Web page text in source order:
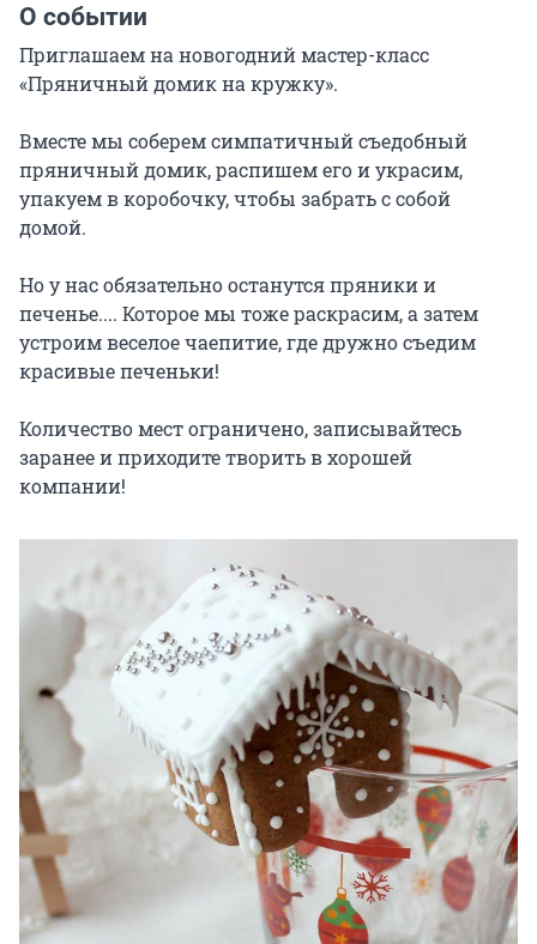
О событии
Приглашаем на новогодний мастер-класс
«Пряничный домик на кружку».
Вместе мы соберем симпатичный съедобный
пряничный домик, распишем его и украсим,
упакуем в коробочку, чтобы забрать с собой
домой.
Но у нас обязательно останутся пряники и
печенье.... Которое мы тоже раскрасим, а затем
устроим веселое чаепитие, где дружно съедим
красивые печеньки!
Количество мест ограничено, записывайтесь
заранее и приходите творить в хорошей
компании!